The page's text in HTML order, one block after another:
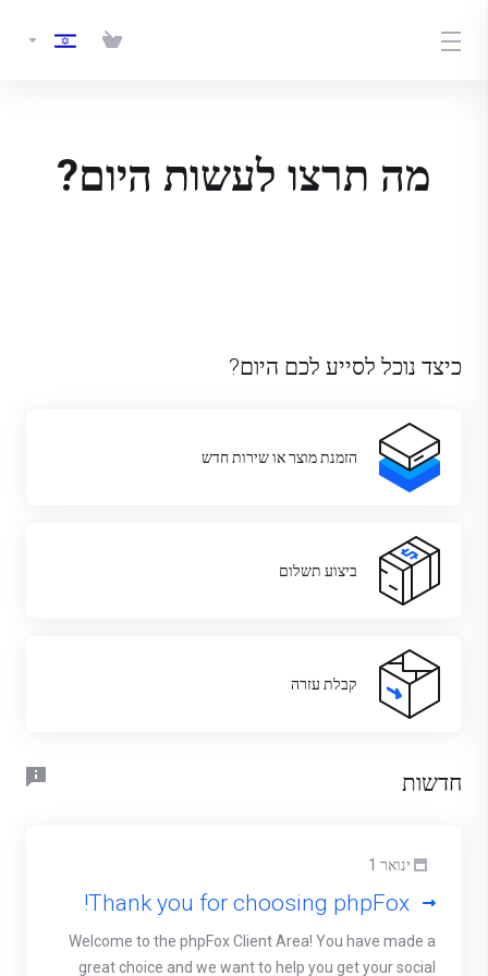
מה תרצו לעשות היום?
כיצד נוכל לסייע לכם היום?
הזמנת מוצר או שירות חדש
ביצוע תשלום
קבלת עזרה
חדשות
ינואר 1
Thank you for choosing phpFox!
Welcome to the phpFox Client Area! You have made a
great choice and we want to help you get your social